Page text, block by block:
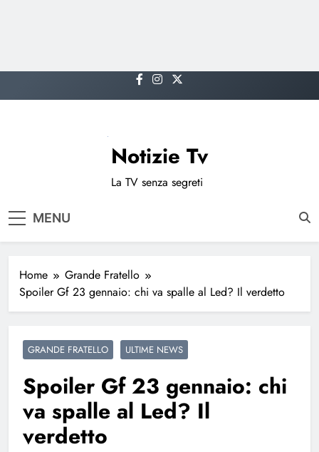
to
Notizie Tv
La TV senza segreti
MENU
Home
Grande Fratello
Spoiler Gf 23 gennaio: chi va spalle al Led? Il verdetto
GRANDE FRATELLO ULTIME NEWS
Spoiler Gf 23 gennaio: chi
va spalle al Led? Il
verdetto